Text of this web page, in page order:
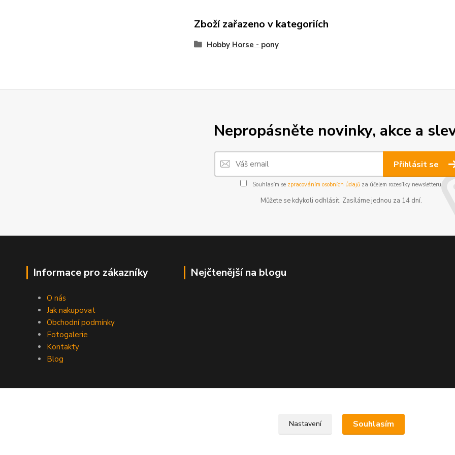
Zboží zařazeno v kategoriích
Hobby Horse - pony
Nepropásněte novinky, akce a
Přihlásit se
Souhlasím se zpracováním osobních údajůza účelem rozesílky newsletteru.
Můžete se kdykoli odhlásit. Zasíláme jednou za 14 dní.
Informace pro zákazníky
O nás
Jak nakupovat
Obchodní podmínky
Fotogalerie
Kontakty
Blog
Nejčtenější na blogu
Nastavení Souhlasím